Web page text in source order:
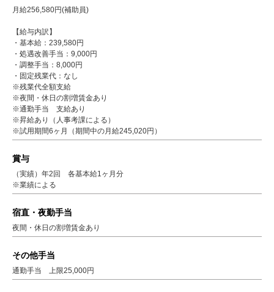
月給256,580円(補助員)
【給与内訳】
・基本給：239,580円
・処遇改善手当：9,000円
・調整手当：8,000円
・固定残業代：なし
※残業代全額支給
※夜間・休日の割増賃金あり
※通勤手当 支給あり
※昇給あり（人事考課による）
※試用期間6ヶ月（期間中の月給245,020円）
賞与
（実績）年2回 各基本給1ヶ月分
※業績による
宿直・夜勤手当
夜間・休日の割増賃金あり
その他手当
通勤手当 上限25,000円